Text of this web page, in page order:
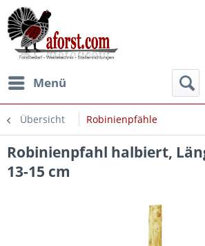
Menü
Übersicht Robinienpfähle
Robinienpfahl halbiert,
13-15 cm